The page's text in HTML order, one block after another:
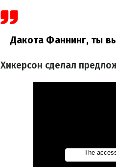
Дакота Фаннинг, ты
Хикерсон сделал